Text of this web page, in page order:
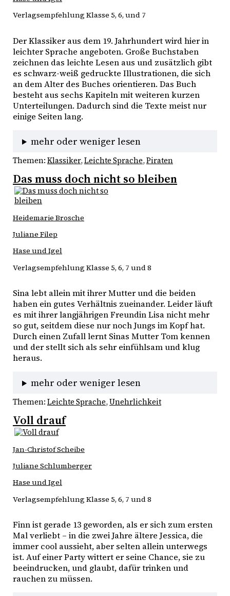
Verlagsempfehlung Klasse 5, 6, und 7
Der Klassiker aus dem 19. Jahrhundert wird hier in
leichter Sprache angeboten. Große Buchstaben
zeichnen das leichte Lesen aus und zusätzlich gibt
es schwarz-weiß gedruckte Illustrationen, die sich
an dem Alter des Buches orientieren. Das Buch
besteht aus sechs Kapiteln mit weiteren kurzen
Unterteilungen. Dadurch sind die Texte meist nur
einige Seiten lang.
mehr oder weniger lesen
Themen: Klassiker, Leichte Sprache, Piraten
Das muss doch nicht so bleiben
Heidemarie Brosche
Juliane Filep
Hase und Igel
Verlagsempfehlung Klasse 5, 6, 7 und 8
Sina lebt allein mit ihrer Mutter und die beiden
haben ein gutes Verhältnis zueinander. Leider läuft
es mit ihrer langjährigen Freundin Lisa nicht mehr
so gut, seitdem diese nur noch Jungs im Kopf hat.
Durch einen Zufall lernt Sinas Mutter Tom kennen
und der stellt sich als sehr einfühlsam und klug
heraus.
mehr oder weniger lesen
Themen: Leichte Sprache, Unehrlichkeit
Voll drauf
Jan-Christof Scheibe
Juliane Schlumberger
Hase und Igel
Verlagsempfehlung Klasse 5, 6, 7 und 8
Finn ist gerade 13 geworden, als er sich zum ersten
Mal verliebt – in die zwei Jahre ältere Jessica, die
immer cool aussieht, aber selten allein unterwegs
ist. Auf einer Party wittert er seine Chance, sie zu
beeindrucken, und glaubt, dafür trinken und
rauchen zu müssen.